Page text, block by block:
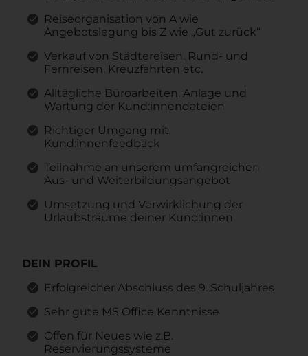
Reiseorganisation von A wie
Angebotslegung bis Z wie „Gut zurück“
Verkauf von Städtereisen, Rund- und
Fernreisen, Kreuzfahrten etc.
Alltägliche Büroarbeiten, Anlage und
Wartung der Kund:innendateien
Richtiger Umgang mit
Kund:innenfeedback
Teilnahme an unserem umfangreichen
Aus- und Weiterbildungsangebot
Umsetzung und Verwirklichung der
Urlaubsträume deiner Kund:innen
DEIN PROFIL
Erfolgreicher Abschluss des 9. Schuljahres
Sehr gute MS Office Kenntnisse
Offen für Neues wie z.B.
Reservierungssysteme